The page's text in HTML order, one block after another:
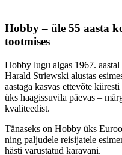
Hobby – üle 55 aasta
tootmises
Hobby lugu algas 1967.
Harald Striewski alustas
aastaga kasvas ettevõte
üks haagissuvila päevas –
kvaliteedist.
Tänaseks on Hobby üks
ning paljudele reisijatele
hästi varustatud karavani.